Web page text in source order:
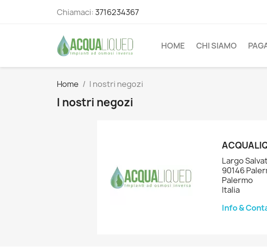
Chiamaci:3716234367
HOME CHI SIAMO
Home I nostri negozi
I nostri negozi
Largo
90146
Palermo
Italia
Info &